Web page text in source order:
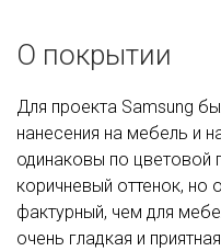
О покрытии
Для проекта Samsung
нанесения на мебель и
одинаковы по цветовой
коричневый оттенок, но
фактурный, чем для
очень гладкая и